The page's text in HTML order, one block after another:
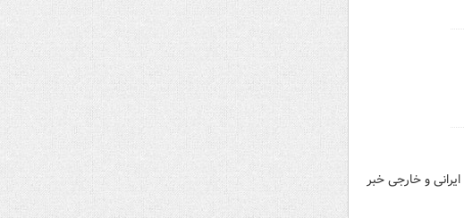
همکاری‌های حقوقی و قضایی با سایر کشورها، از انتقال ۱۵۳۱ زندانی ایرانی و خارجی خبر